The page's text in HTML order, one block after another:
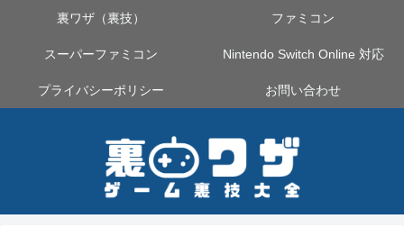
裏ワザ（裏技） ファミコン
スーパーファミコン Nintendo Switch Online 対応
プライバシーポリシー お問い合わせ